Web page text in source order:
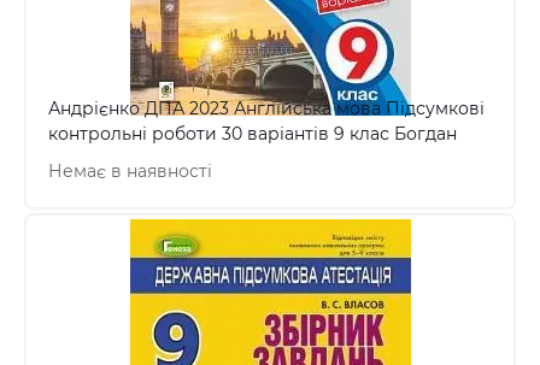
Андрієнко ДПА 2023 Англійська мова Підсумкові
контрольні роботи 30 варіантів 9 клас Богдан
Немає в наявності